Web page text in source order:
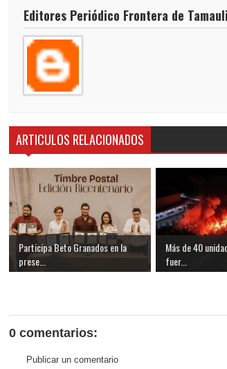
Editores Periódico Frontera de
ARTICULOS RELACIONADOS
Participa Beto Granados en la
prese...
Más de 40
fuer...
0 comentarios:
Publicar un comentario